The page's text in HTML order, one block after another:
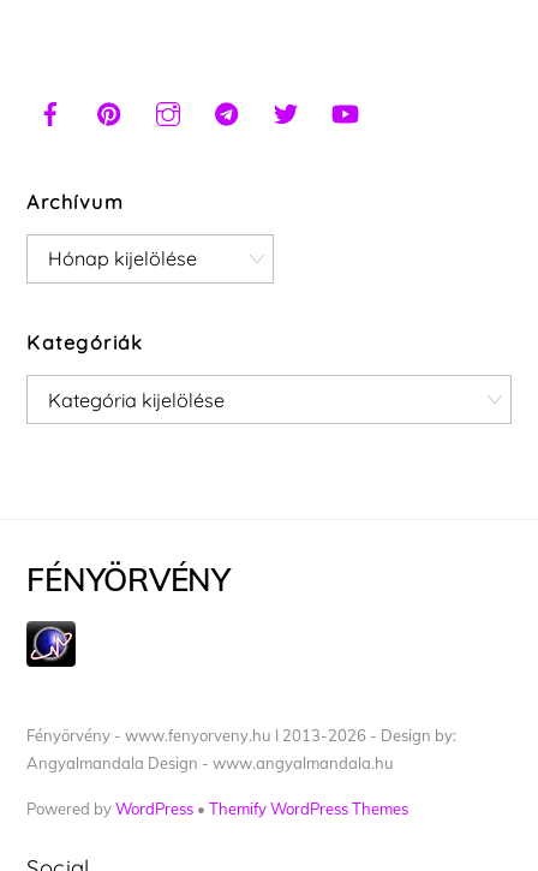
Archívum
Archívum
Kategóriák
Kategóriák
FÉNYÖRVÉNY
Fényörvény - www.fenyorveny.hu I 2013-2026 - Design by:
Angyalmandala Design - www.angyalmandala.hu
Powered byWordPress •Themify WordPress Themes